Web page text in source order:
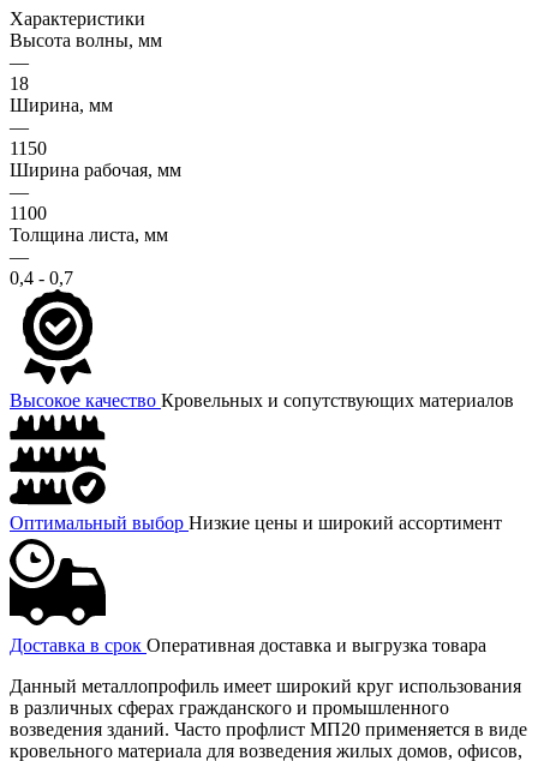
Характеристики
Высота волны, мм
—
18
Ширина, мм
—
1150
Ширина рабочая, мм
—
1100
Толщина листа, мм
—
0,4 - 0,7
Высокое качество Кровельных и сопутствующих материалов
Оптимальный выбор Низкие цены и широкий ассортимент
Доставка в срок Оперативная доставка и выгрузка товара
Данный металлопрофиль имеет широкий круг использования
в различных сферах гражданского и промышленного
возведения зданий. Часто профлист МП20 применяется в виде
кровельного материала для возведения жилых домов, офисов,